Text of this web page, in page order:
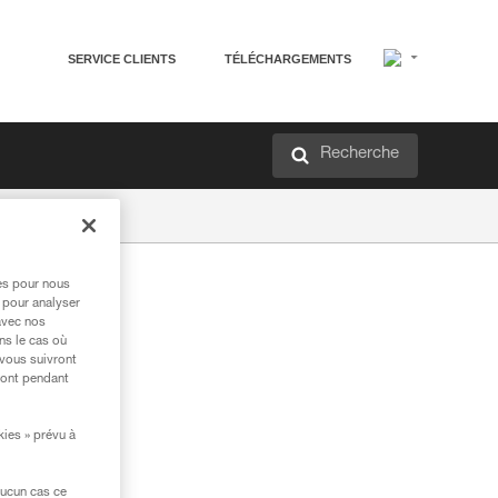
SERVICE CLIENTS TÉLÉCHARGEMENTS
Recherche
pour nous
analyser
nos
le cas où
suivront
pendant
» prévu à
cas ce